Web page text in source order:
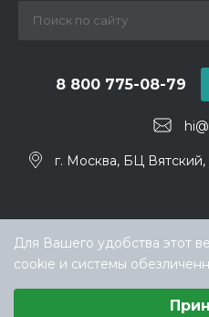
8 800 775-08-79
г. Москва, БЦ Вятский,
Для Вашего удобства этот
cookie и системы